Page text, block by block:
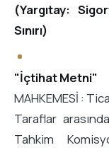
(Yargıtay:
Sınırı)
"İçtihat Metni"
MAHKEMESİ :
Taraflar
Tahkim